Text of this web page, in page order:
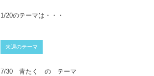
1/20のテーマは・・・
来週のテーマ
7/30 青たく の テーマ